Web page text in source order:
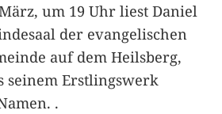
um 19 Uhr liest Daniel
der evangelischen
auf dem Heilsberg,
seinem Erstlingswerk
.